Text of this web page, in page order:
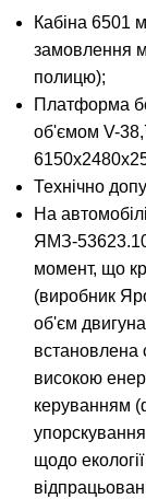
Кабіна 6501
замовлення
полицю);
Платформа
об'ємом V-
Технічно
На
ЯМЗ-
момент, що
(виробник
об'єм двигуна
встановлена
високою
керуванням
щодо